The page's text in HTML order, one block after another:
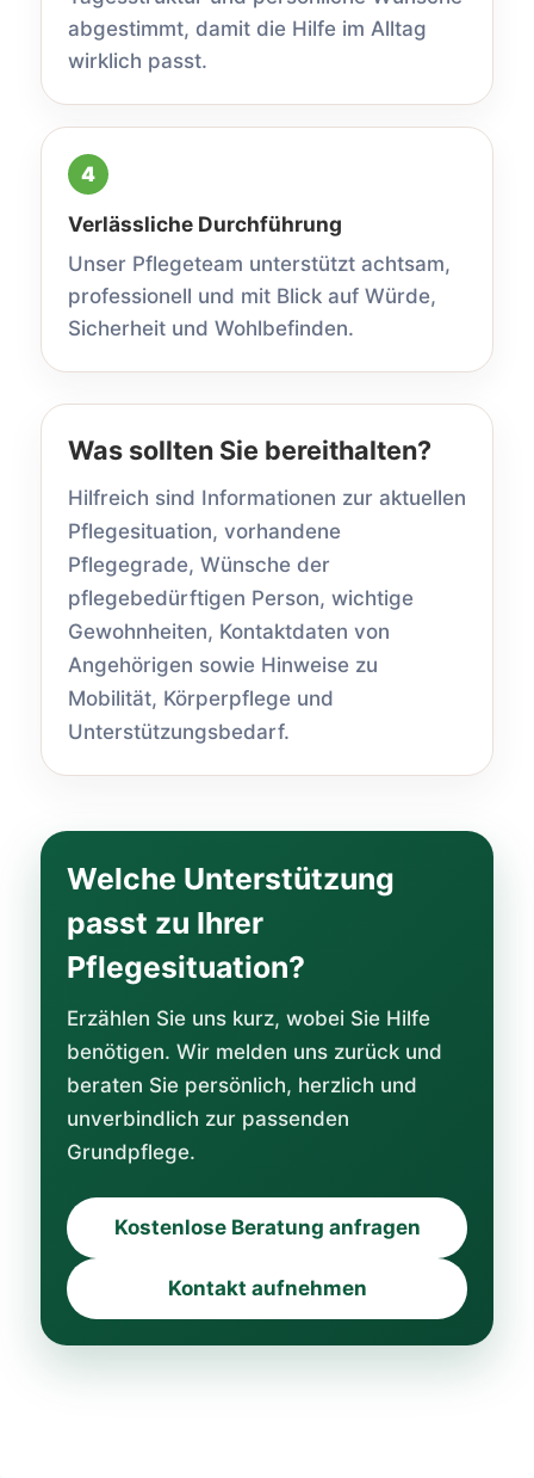
abgestimmt, damit die Hilfe im Alltag
wirklich passt.
Verlässliche Durchführung
Unser Pflegeteam unterstützt achtsam,
professionell und mit Blick auf Würde,
Sicherheit und Wohlbefinden.
Was sollten Sie bereithalten?
Hilfreich sind Informationen zur aktuellen
Pflegesituation, vorhandene
Pflegegrade, Wünsche der
pflegebedürftigen Person, wichtige
Gewohnheiten, Kontaktdaten von
Angehörigen sowie Hinweise zu
Mobilität, Körperpflege und
Unterstützungsbedarf.
Welche Unterstützung
passt zu Ihrer
Pflegesituation?
Erzählen Sie uns kurz, wobei Sie Hilfe
benötigen. Wir melden uns zurück und
beraten Sie persönlich, herzlich und
unverbindlich zur passenden
Grundpflege.
Kostenlose Beratung anfragen
Kontakt aufnehmen